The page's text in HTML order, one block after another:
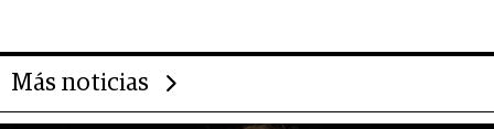
Más noticias